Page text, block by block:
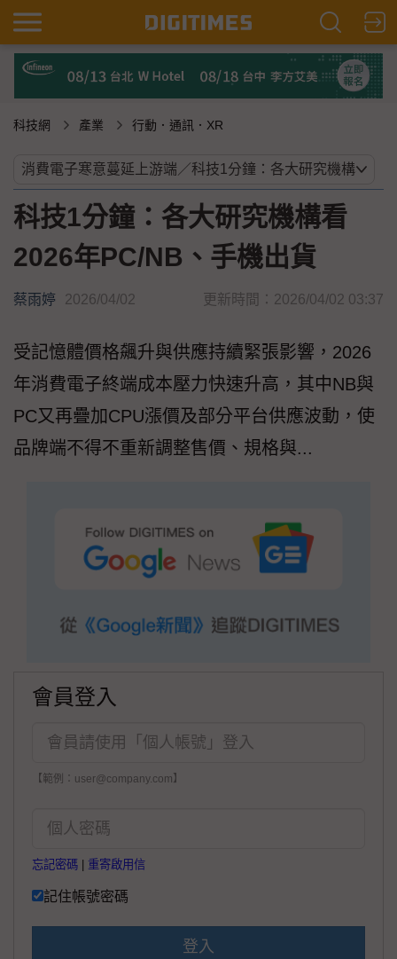
科技網 產業 行動．通訊．XR
科技1分鐘：各大研究機構看
2026年PC/NB、手機出貨
蔡雨婷 2026/04/02 更新時間：2026/04/02 03:37
受記憶體價格飆升與供應持續緊張影響，2026
年消費電子終端成本壓力快速升高，其中NB與
PC又再疊加CPU漲價及部分平台供應波動，使
品牌端不得不重新調整售價、規格與...
會員登入
【範例：user@company.com】
忘記密碼 重寄啟用信
記住帳號密碼
登入